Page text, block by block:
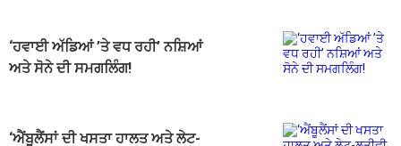
‘ਹਵਾਈ ਅੱਡਿਆਂ ’ਤੇ ਵਧ ਰਹੀ’ ਨਸ਼ਿਆਂ
ਅਤੇ ਸੋਨੇ ਦੀ ਸਮਗਲਿੰਗ!
‘ਐਂਬੂਲੈਂਸਾਂ ਦੀ ਖਸਤਾ ਹਾਲਤ ਅਤੇ ਲੇਟ-